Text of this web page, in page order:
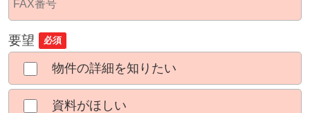
要望 必須
物件の詳細を知りたい
資料がほしい